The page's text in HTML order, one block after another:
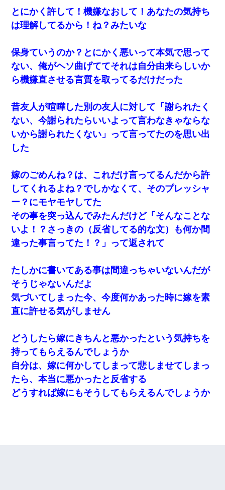
とにかく許して！機嫌なおして！あなたの気持ち
は理解してるから！ね？みたいな
保身ていうのか？とにかく悪いって本気で思って
ない、俺がヘソ曲げててそれは自分由来らしいか
ら機嫌直させる言質を取ってるだけだった
昔友人が喧嘩した別の友人に対して「謝られたく
ない、今謝られたらいいよって言わなきゃならな
いから謝られたくない」って言ってたのを思い出
した
嫁のごめんね？は、これだけ言ってるんだから許
してくれるよね？でしかなくて、そのプレッシャ
ー？にモヤモヤしてた
その事を突っ込んでみたんだけど「そんなことな
いよ！？さっきの（反省してる的な文）も何か間
違った事言ってた！？」って返されて
たしかに書いてある事は間違っちゃいないんだが
そうじゃないんだよ
気づいてしまった今、今度何かあった時に嫁を素
直に許せる気がしません
どうしたら嫁にきちんと悪かったという気持ちを
持ってもらえるんでしょうか
自分は、嫁に何かしてしまって悲しませてしまっ
たら、本当に悪かったと反省する
どうすれば嫁にもそうしてもらえるんでしょうか